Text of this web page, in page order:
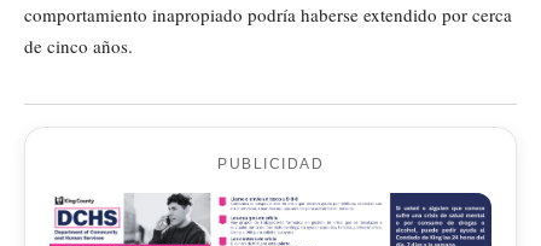
comportamiento inapropiado podría haberse extendido por cerca
de cinco años.
PUBLICIDAD